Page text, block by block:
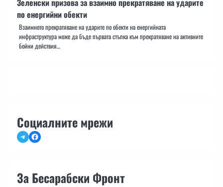
по енергийни обекти
Взаимното прекратяване на ударите по обекти на енергийната
инфраструктура може да бъде първата стъпка към прекратяване на активните
бойни действия…
Социалните мрежи
TelegramFacebook
За Бесарабски Фронт